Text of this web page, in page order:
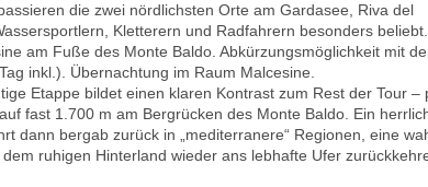
die zwei nördlichsten Orte am Gardasee, Riva del
Kletterern und Radfahrern besonders
am Fuße des Monte Baldo. Abkürzungsmöglichkeit mit
inkl.). Übernachtung im Raum Malcesine.
Etappe bildet einen klaren Kontrast zum Rest der Tour –
fast 1.700 m am Bergrücken des Monte Baldo. Ein
dann bergab zurück in „mediterranere“ Regionen, eine
ruhigen Hinterland wieder ans lebhafte Ufer